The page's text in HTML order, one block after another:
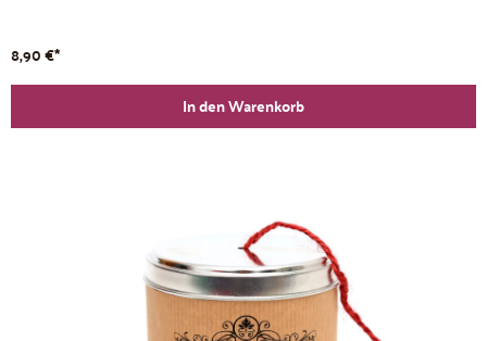
8,90 €*
In den Warenkorb